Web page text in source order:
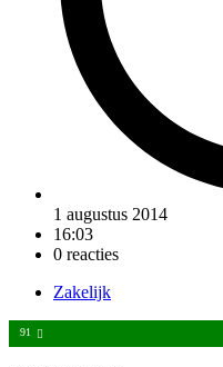
1 augustus 2014
16:03
0 reacties
Zakelijk
91